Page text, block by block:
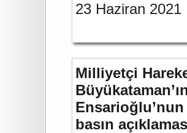
23 Haziran 2021
Milliyetçi
Ensarioğlu’nun
basın